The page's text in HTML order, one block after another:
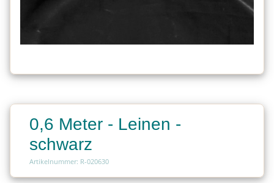
0,6 Meter - Leinen -
schwarz
Artikelnummer: R-020630